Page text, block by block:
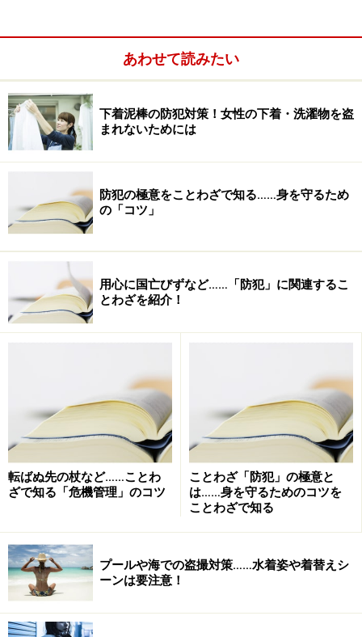
8月19日（月）東京・赤坂
のビル内で火災が発生。現場
から、2人の遺体発見。その後の調べで、2人は会社の経
理を巡って口論。一人が柳刃包丁でもう一人を殺害、そ
の後、自分の腹を刺し、放火して自殺したもよう。
まだ続きます。
※記事内容は執筆時点のものです。最新の内容をご確認くださ
い。
あわせて読みたい
下着泥棒の防犯対策！女性の下着・洗濯物を盗
まれないためには
防犯の極意をことわざで知る……身を守るため
の「コツ」
用心に国亡びずなど……「防犯」に関連するこ
とわざを紹介！
転ばぬ先の杖など……ことわ
ざで知る「危機管理」のコツ
ことわざ「防犯」の極意と
は……身を守るためのコツを
ことわざで知る
プールや海での盗撮対策……水着姿や着替えシ
ーンは要注意！